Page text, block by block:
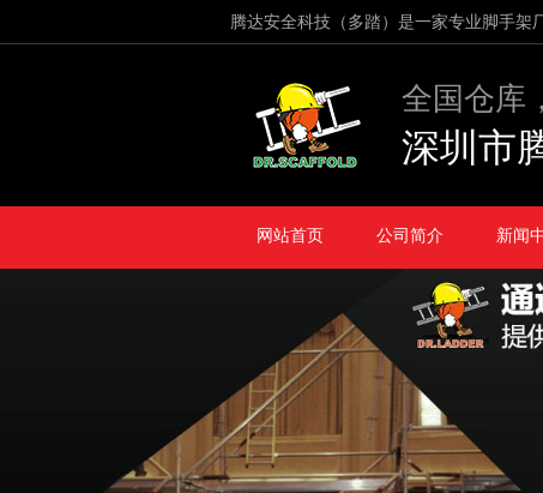
腾达安全科技（多踏）是一家专业脚手架
全国仓库
深圳市
网站首页 公司简介 新闻